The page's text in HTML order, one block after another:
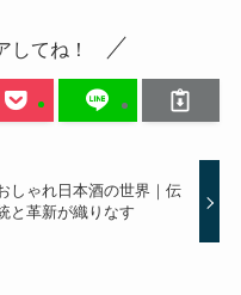
してね！
しゃれ日本酒の世界｜伝
と革新が織りなす